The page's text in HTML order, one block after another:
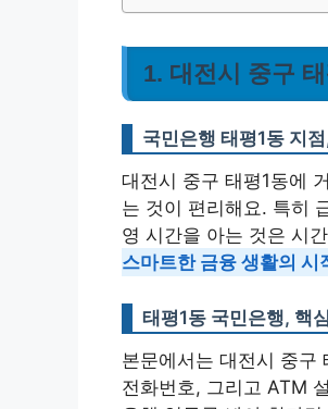
1. 대전시 중구
국민은행 태평1동 지
대전시 중구 태평1동에
는 것이 편리해요. 특히
영 시간을 아는 것은 시
스마트한 금융 생활의 시
태평1동 국민은행, 핵
본문에서는 대전시 중구
전화번호, 그리고 ATM